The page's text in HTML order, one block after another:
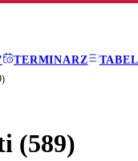
TERMINARZ
(589)